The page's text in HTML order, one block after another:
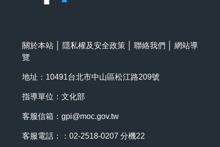
關於本站 隱私權及安全政策 聯絡我們
網站導
覽
地址：10491台北市中山區松江路209號
指導單位：文化部
客服信箱： gpi@moc.gov.tw
客服電話：：02-2518-0207 分機22